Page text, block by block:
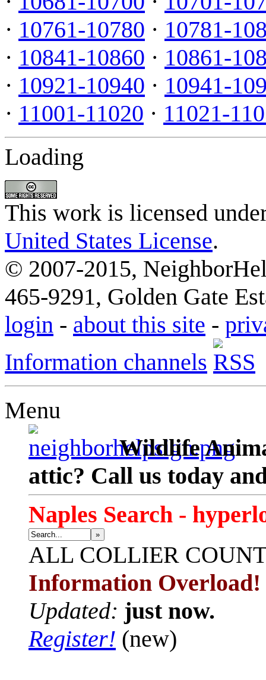
· 10761-10780 · 10781-
· 10841-10860 · 10861-
· 10921-10940 · 10941-
· 11001-11020 · 11021-
Loading
This work is licensed
United States License.
© 2007-2015,
465-9291, Golden Gate
login - about this site -
Information channels
Menu
Wildlife
attic? Call us today
Naples Search -
»
ALL COLLIER
Information Overload!
Updated: just now.
Register! (new)